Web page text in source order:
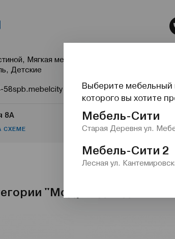
Мягкая мебель, Все для сна, Системы
Детские
58spb.mebelcity1-2@nw.lazurit.comlazurit.com
8А
СХЕМЕ
"Модули для диванов"
Выберите мебельный
которого вы хотите
Мебель-Сити
Старая Деревня ул.
Мебель-Сити 2
Лесная ул.